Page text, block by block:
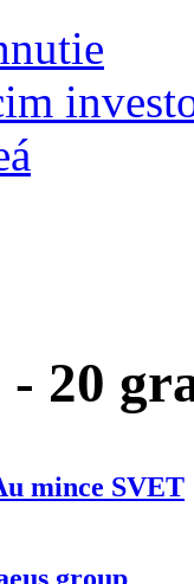
20
mince SVET
group